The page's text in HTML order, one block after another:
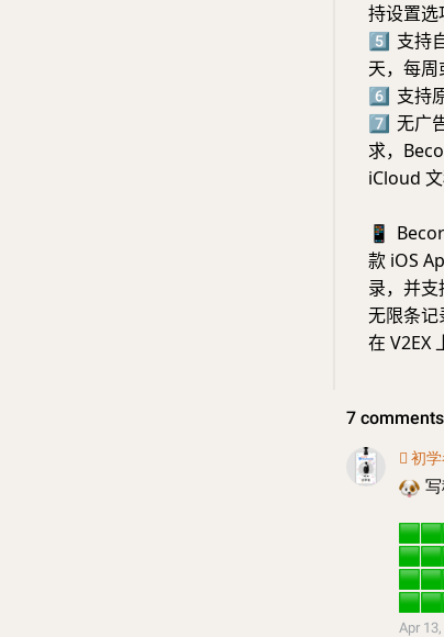
持设置选
5⃣️ 支持
天，每周
6⃣️ 支持
7⃣️ 无广
求，
iCloud 文
📱
款 iOS
录，并支
无限条
在 V2EX